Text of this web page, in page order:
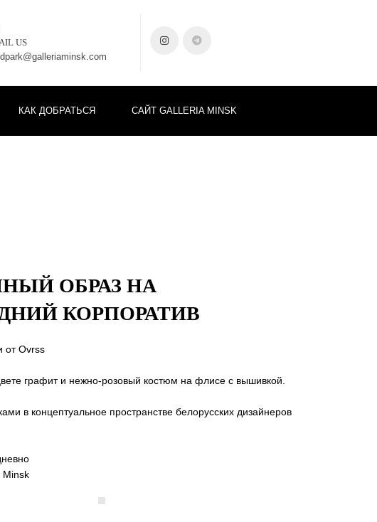
US
КАК ДОБРАТЬСЯ САЙТ GALLERIA MINSK
ОБРАЗ НА
КОРПОРАТИВ
от Ovrss
графит и нежно-розовый костюм на флисе с вышивкой.
в концептуальное пространстве белорусских дизайнеров
Minsk